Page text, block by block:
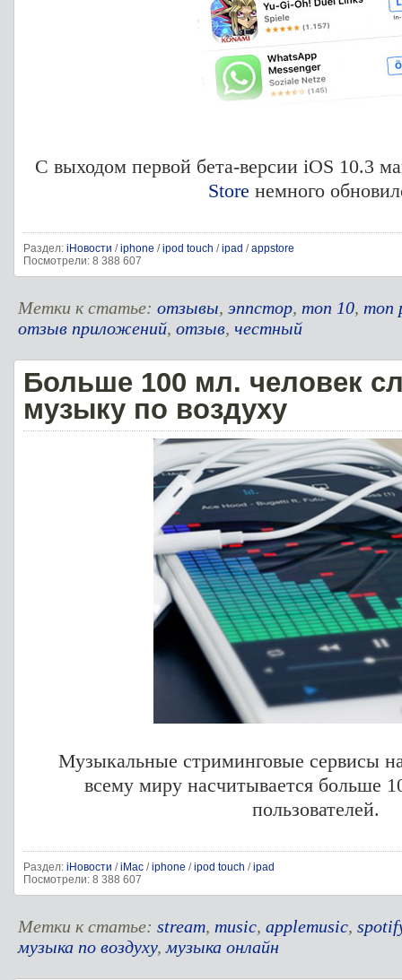
С выходом первой бета-версии iOS 10.3
Store немного
Раздел: iНовости /iphone /ipod touch /ipad /appstore
Посмотрели: 8 388 607
Метки к статье: отзывы, эппстор, топ 10, топ
отзыв приложений, отзыв, честный
Больше 100 мл. человек
музыку по воздуху
Музыкальные стриминговые сервисы
всему миру насчитывается больше
пользователей.
Раздел: iНовости /iMac /iphone /ipod touch /ipad
Посмотрели: 8 388 607
Метки к статье: stream, music, applemusic,
музыка по воздуху,музыка онлайн